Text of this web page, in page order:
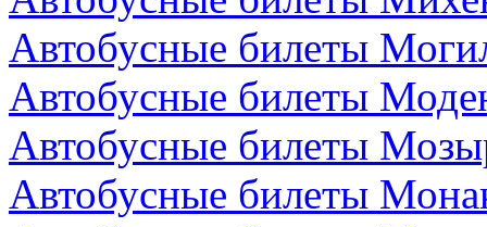
Автобусные билеты
Автобусные билеты
Автобусные билеты
Автобусные билеты